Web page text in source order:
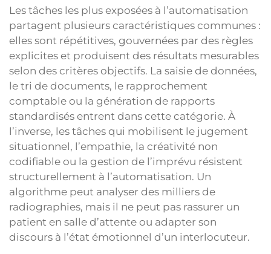
Les tâches les plus exposées à l’automatisation
partagent plusieurs caractéristiques communes :
elles sont répétitives, gouvernées par des règles
explicites et produisent des résultats mesurables
selon des critères objectifs. La saisie de données,
le tri de documents, le rapprochement
comptable ou la génération de rapports
standardisés entrent dans cette catégorie. À
l’inverse, les tâches qui mobilisent le jugement
situationnel, l’empathie, la créativité non
codifiable ou la gestion de l’imprévu résistent
structurellement à l’automatisation. Un
algorithme peut analyser des milliers de
radiographies, mais il ne peut pas rassurer un
patient en salle d’attente ou adapter son
discours à l’état émotionnel d’un interlocuteur.